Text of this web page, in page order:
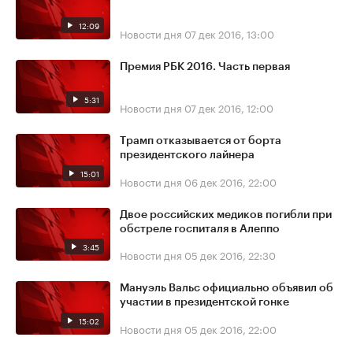
12:09 Новости дня 07 дек 2016, 13:00
5:31
Премия РБК 2016. Часть первая
Новости дня 07 дек 2016, 12:00
15:01
Трамп отказывается от борта
президентского лайнера
Новости дня 06 дек 2016, 22:00
3:45
Двое российских медиков погибли при
обстреле госпиталя в Алеппо
Новости дня 05 дек 2016, 22:30
15:02
Мануэль Вальс официально объявил об
участии в президентской гонке
Новости дня 05 дек 2016, 22:00